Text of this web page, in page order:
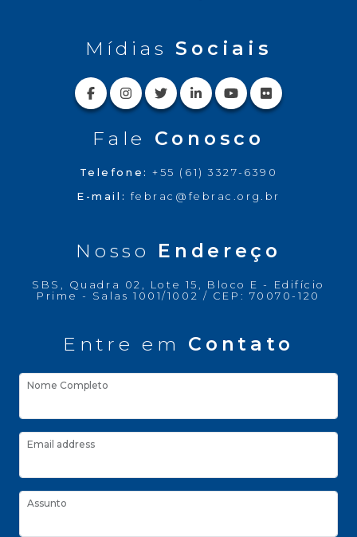
Mídias Sociais
Fale Conosco
Telefone:
+55 (61) 3327-6390
E-mail: febrac@febrac.org.br
Nosso Endereço
SBS, Quadra 02, Lote 15, Bloco E - Edifício
Prime - Salas 1001/1002 / CEP: 70070-120
Entre em Contato
Nome Completo
Email address
Assunto